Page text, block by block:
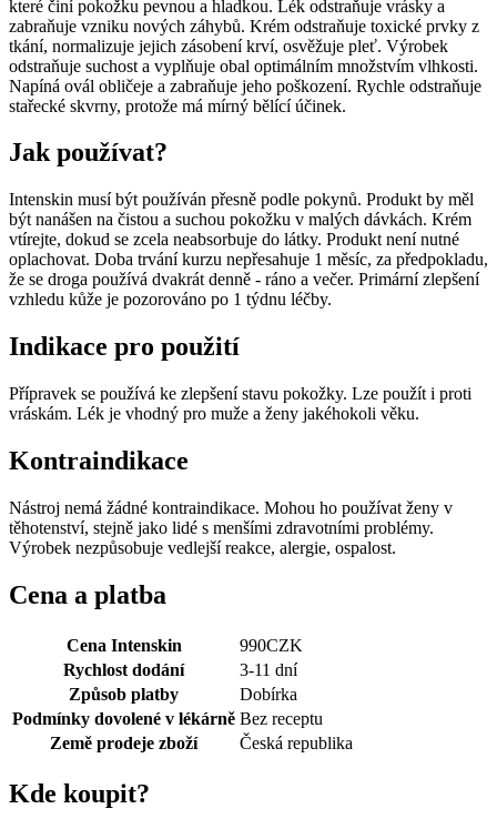
které činí pokožku pevnou a hladkou. Lék odstraňuje vrásky a
zabraňuje vzniku nových záhybů. Krém odstraňuje toxické prvky z
tkání, normalizuje jejich zásobení krví, osvěžuje pleť. Výrobek
odstraňuje suchost a vyplňuje obal optimálním množstvím vlhkosti.
Napíná ovál obličeje a zabraňuje jeho poškození. Rychle odstraňuje
stařecké skvrny, protože má mírný bělící účinek.
Jak používat?
Intenskin musí být používán přesně podle pokynů. Produkt by měl
být nanášen na čistou a suchou pokožku v malých dávkách. Krém
vtírejte, dokud se zcela neabsorbuje do látky. Produkt není nutné
oplachovat. Doba trvání kurzu nepřesahuje 1 měsíc, za předpokladu,
že se droga používá dvakrát denně - ráno a večer. Primární zlepšení
vzhledu kůže je pozorováno po 1 týdnu léčby.
Indikace pro použití
Přípravek se používá ke zlepšení stavu pokožky. Lze použít i proti
vráskám. Lék je vhodný pro muže a ženy jakéhokoli věku.
Kontraindikace
Nástroj nemá žádné kontraindikace. Mohou ho používat ženy v
těhotenství, stejně jako lidé s menšími zdravotními problémy.
Výrobek nezpůsobuje vedlejší reakce, alergie, ospalost.
Cena a platba
Cena Intenskin 990CZK
Rychlost dodání
3-11 dní
Způsob platby
Dobírka
Podmínky dovolené v lékárně Bez receptu
Země prodeje zboží
Česká republika
Kde koupit?